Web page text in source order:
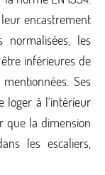
encastrement
les
inférieures de
Ses
loger à l'intérieur
que la dimension
les escaliers,